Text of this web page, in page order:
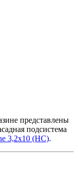
представлены
подсистема
3,2х10 (НС).